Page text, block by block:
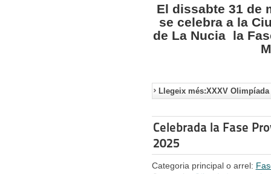
El dissabte 31 de
se celebra a la
de La Nucia la
Llegeix més:XXXV Olimpíada
Celebrada la Fase
2025
Categoria principal o arrel: